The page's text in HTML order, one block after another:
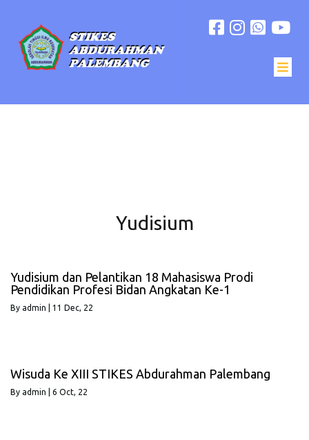
Yudisium
Yudisium dan Pelantikan 18 Mahasiswa Prodi
Pendidikan Profesi Bidan Angkatan Ke-1
By admin 11 Dec, 22
Wisuda Ke XIII STIKES Abdurahman Palembang
By admin 6 Oct, 22